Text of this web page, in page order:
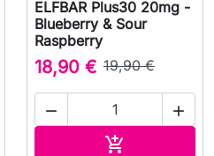
ELFBAR Plus30 20mg -
Blueberry & Sour
Raspberry
18,90 € 19,90 €
 
